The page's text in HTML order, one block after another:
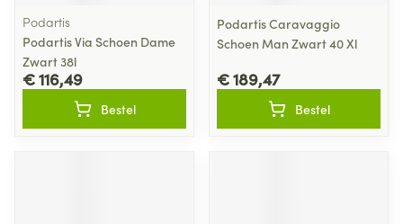
Podartis
Podartis Via Schoen Dame
Zwart 38l
€ 116,49
Bestel
Podartis Caravaggio
Schoen Man Zwart 40 Xl
€ 189,47
Bestel